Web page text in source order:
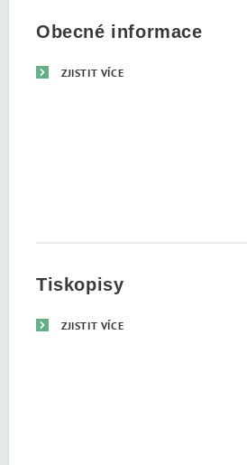
Obecné informace
ZJISTIT VÍCE
Tiskopisy
ZJISTIT VÍCE